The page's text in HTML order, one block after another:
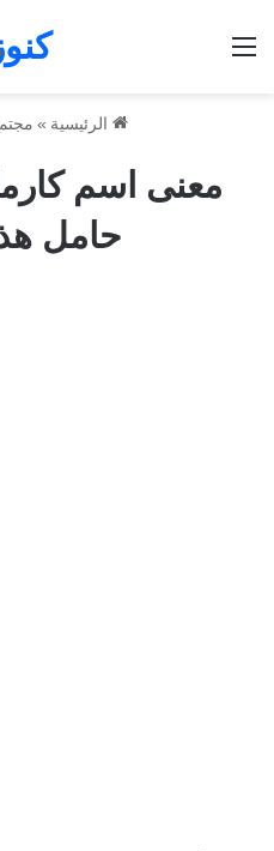
الرئيسية »
معنى اسم
حامل